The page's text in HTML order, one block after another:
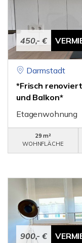
450,- €
Darmstadt
*Frisch
und Balkon*
Etagenwohnung
29 m²
WOHNFLÄCHE
900,- €